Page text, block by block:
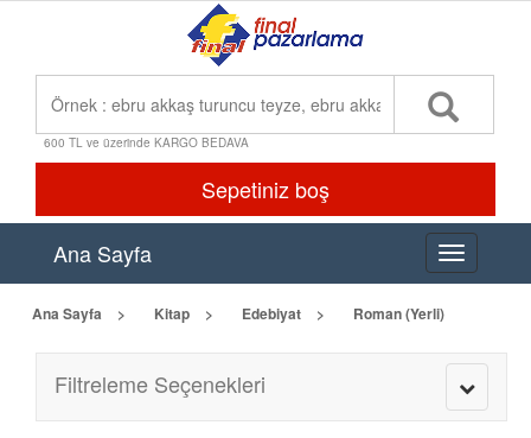
600 TL ve üzerinde KARGO BEDAVA
Sepetiniz boş
Toggle
navigation
Ana Sayfa
Ana Sayfa Kitap Edebiyat Roman (Yerli)
Toggle
Filtreleme Seçenekleri